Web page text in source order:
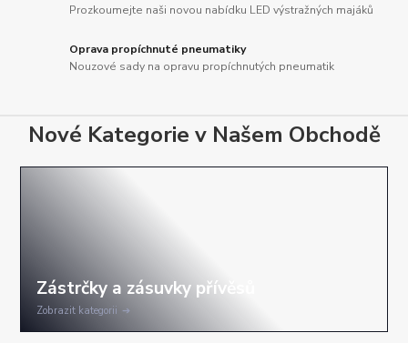
Prozkoumejte naši novou nabídku LED výstražných majáků
Oprava propíchnuté pneumatiky
Nouzové sady na opravu propíchnutých pneumatik
Nové Kategorie v Našem Obchodě
Zobrazit kategorii